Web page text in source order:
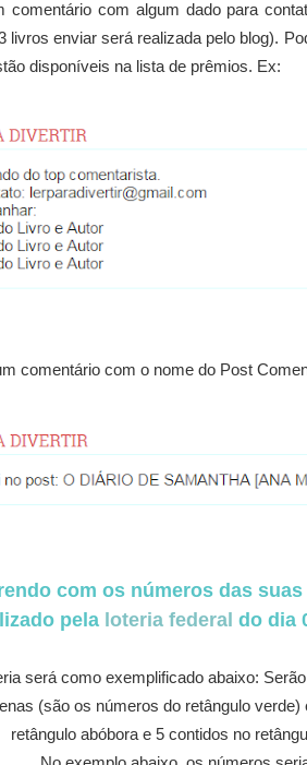
comentário com algum dado para
livros enviar será realizada pelo blog).
disponíveis na lista de prêmios. Ex:
comentário com o nome do Post
com os números das
pela loteria federal do dia
será como exemplificado abaixo: Serão
(são os números do retângulo
retângulo abóbora e 5 contidos no